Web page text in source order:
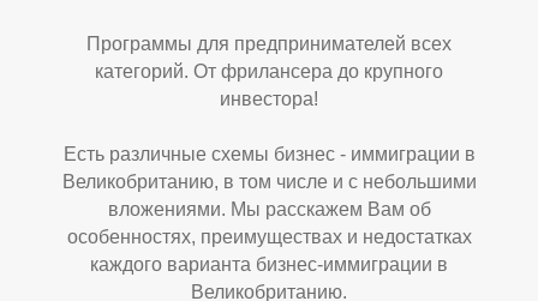
Программы для предпринимателей всех
категорий. От фрилансера до крупного
инвестора!
Есть различные схемы бизнес - иммиграции в
Великобританию, в том числе и с небольшими
вложениями. Мы расскажем Вам об
особенностях, преимуществах и недостатках
каждого варианта бизнес-иммиграции в
Великобританию.